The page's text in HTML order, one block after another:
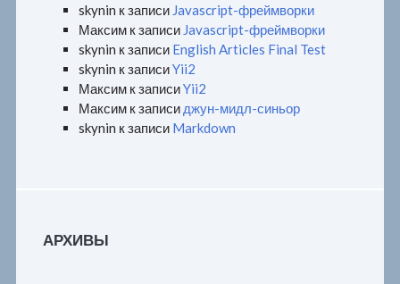
skynin к записи Javascript-фреймворки
Максим к записи Javascript-фреймворки
skynin к записи English Articles Final Test
skynin к записиYii2
Максим к записиYii2
Максим к записи джун-мидл-синьор
skynin к записи Markdown
АРХИВЫ